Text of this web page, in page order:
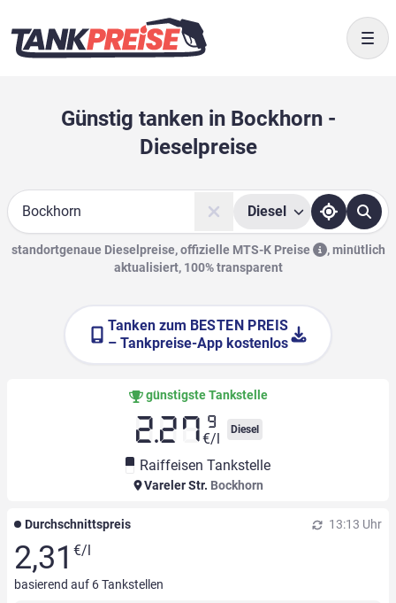
Günstig tanken in Bockhorn -
Dieselpreise
Suche
Diesel
standortgenaue Dieselpreise, offizielle MTS-K Preise ,minütlich
aktualisiert, 100% transparent
Tanken zum BESTEN PREIS
– Tankpreise-App kostenlos
günstigste Tankstelle
2.27 9
€/l
Diesel
Raiffeisen Tankstelle
Vareler Str. Bockhorn
Durchschnittspreis 13:13 Uhr
2,31 €/l
basierend auf 6Tankstellen